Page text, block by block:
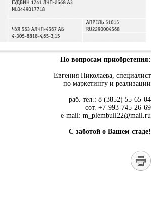
По вопросам приобретения:
Евгения Николаева, специалист
по маркетингу и реализации
раб. тел.: 8 (3852) 55-65-04
сот. +7-993-745-26-69
e-mail: m_plembull22@mail.ru
С заботой о Вашем стаде!